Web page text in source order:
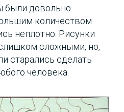
были довольно
количеством
неплотно. Рисунки
сложными, но,
старались сделать
человека.